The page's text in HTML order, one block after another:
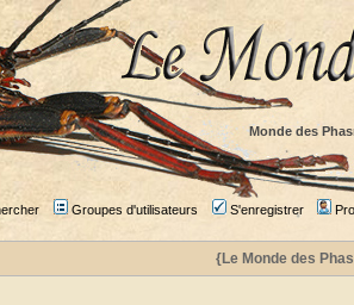
Monde des
Groupes d'utilisateurs S'enregistrer
{Le Monde des